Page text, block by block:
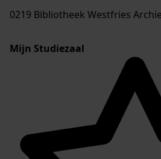
0219 Bibliotheek Westfries
Mijn Studiezaal